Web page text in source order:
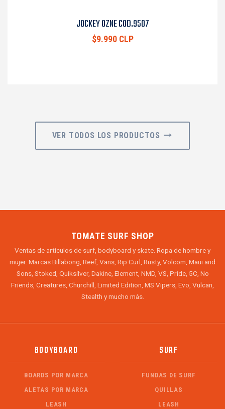
JOCKEY OZNE COD.9507
$9.990 CLP
VER TODOS LOS PRODUCTOS
TOMATE SURF SHOP
Ventas de articulos de surf, bodyboard y skate. Ropa de hombre y
mujer. Marcas Billabong, Reef, Vans, Rip Curl, Rusty, Volcom, Maui and
Sons, Stoked, Quiksilver, Dakine, Element, NMD, VS, Pride, 5C, No
Friends, Creatures, Churchill, Limited Edition, MS Vipers, Evo, Vulcan,
Stealth y mucho más.
BODYBOARD
BOARDS POR MARCA
ALETAS POR MARCA
LEASH
SURF
FUNDAS DE SURF
QUILLAS
LEASH